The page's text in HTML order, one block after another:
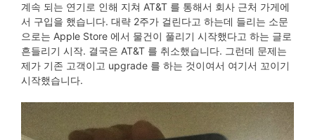
계속 되는 연기로 인해 지쳐 AT&T 를 통해서 회사 근처 가게에
서 구입을 했습니다. 대략 2주가 걸린다고 하는데 들리는 소문
으로는 Apple Store 에서 물건이 풀리기 시작했다고 하는 글로
흔들리기 시작. 결국은 AT&T 를 취소했습니다. 그런데 문제는
제가 기존 고객이고 upgrade 를 하는 것이여서 여기서 꼬이기
시작했습니다.